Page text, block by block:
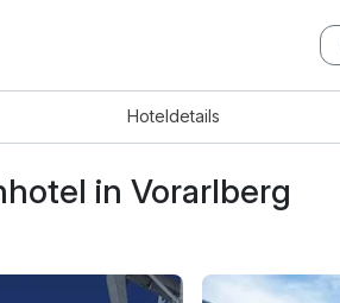
Hoteldetails
in Vorarlberg